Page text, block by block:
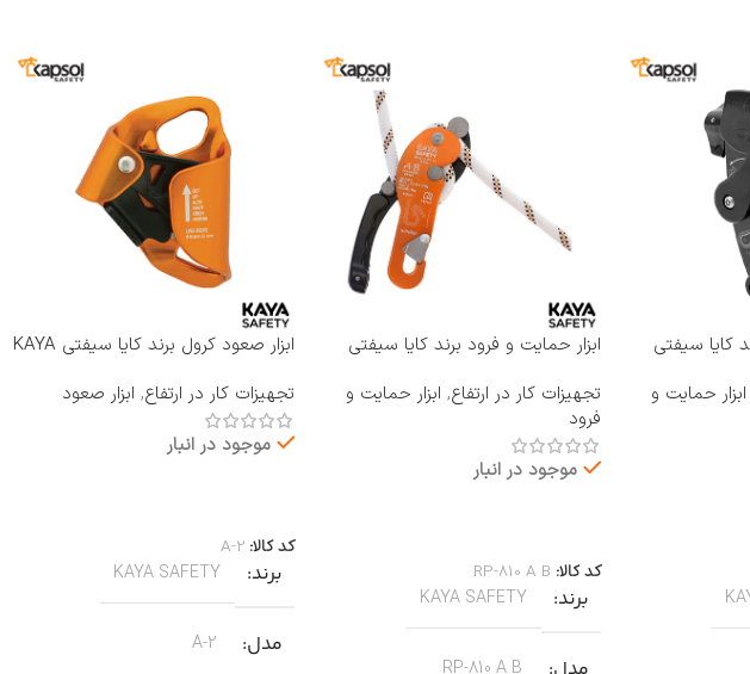
کایا سیفتی
ابزار حمایت و
ابزار حمایت و فرود برند کایا سیفتی
تجهیزات کار در ارتفاع, ابزار حمایت و
فرود
موجود در انبار
کد کالا: RP-810 A B
برند KAYA SAFETY
ابزار صعود کرول برند کایا سیفتی KAYA
تجهیزات کار در ارتفاع, ابزار صعود
موجود در انبار
کد کالا:A-2
برند KAYA SAFETY
مدل A-2